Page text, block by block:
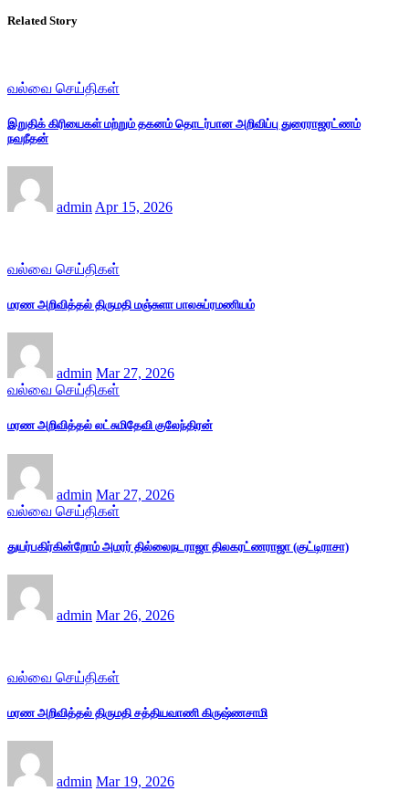
Related Story
வல்வை செய்திகள்
இறுதிக் கிரியைகள் மற்றும் தகனம் தொடர்பான அறிவிப்பு துரைராஜரட்ணம்
நவநீதன்
admin Apr 15, 2026
வல்வை செய்திகள்
மரண அறிவித்தல் திருமதி மஞ்சுளா பாலசுப்ரமணியம்
admin Mar 27, 2026
வல்வை செய்திகள்
மரண அறிவித்தல் லட்சுமிதேவி குலேந்திரன்
admin Mar 27, 2026
வல்வை செய்திகள்
துயர்பகிர்கின்றோம் அமரர் தில்லைநடராஜா திலகரட்ணராஜா (குட்டிராசா)
admin Mar 26, 2026
வல்வை செய்திகள்
மரண அறிவித்தல் திருமதி சத்தியவாணி கிருஷ்ணசாமி
admin Mar 19, 2026